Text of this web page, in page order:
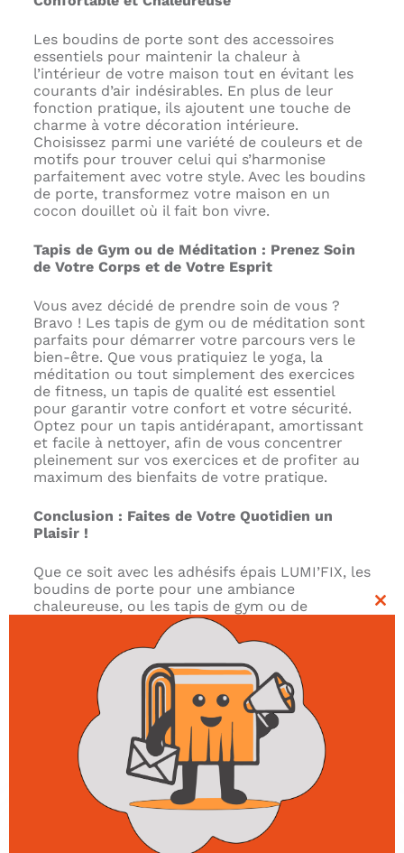
Les boudins de porte sont des accessoires
essentiels pour maintenir la chaleur à
l’intérieur de votre maison tout en évitant les
courants d’air indésirables. En plus de leur
fonction pratique, ils ajoutent une touche de
charme à votre décoration intérieure.
Choisissez parmi une variété de couleurs et de
motifs pour trouver celui qui s’harmonise
parfaitement avec votre style. Avec les boudins
de porte, transformez votre maison en un
cocon douillet où il fait bon vivre.
Tapis de Gym ou de Méditation : Prenez Soin
de Votre Corps et de Votre Esprit
Vous avez décidé de prendre soin de vous ?
Bravo ! Les tapis de gym ou de méditation sont
parfaits pour démarrer votre parcours vers le
bien-être. Que vous pratiquiez le yoga, la
méditation ou tout simplement des exercices
de fitness, un tapis de qualité est essentiel
pour garantir votre confort et votre sécurité.
Optez pour un tapis antidérapant, amortissant
et facile à nettoyer, afin de vous concentrer
pleinement sur vos exercices et de profiter au
maximum des bienfaits de votre pratique.
Conclusion : Faites de Votre Quotidien un
Plaisir !
Que ce soit avec les adhésifs épais LUMI’FIX, les
boudins de porte pour une ambiance
chaleureuse, ou les tapis de gym ou de
méditation pour prendre soin de vous, ces
affaires sont là pour vous aider à frissonner de
bonheur chaque jour. N’hésitez plus, faites le
choix du confort, du style et du bien-être, et
transformez votre quotidien en une expérience
lumineuse et épanouissante !